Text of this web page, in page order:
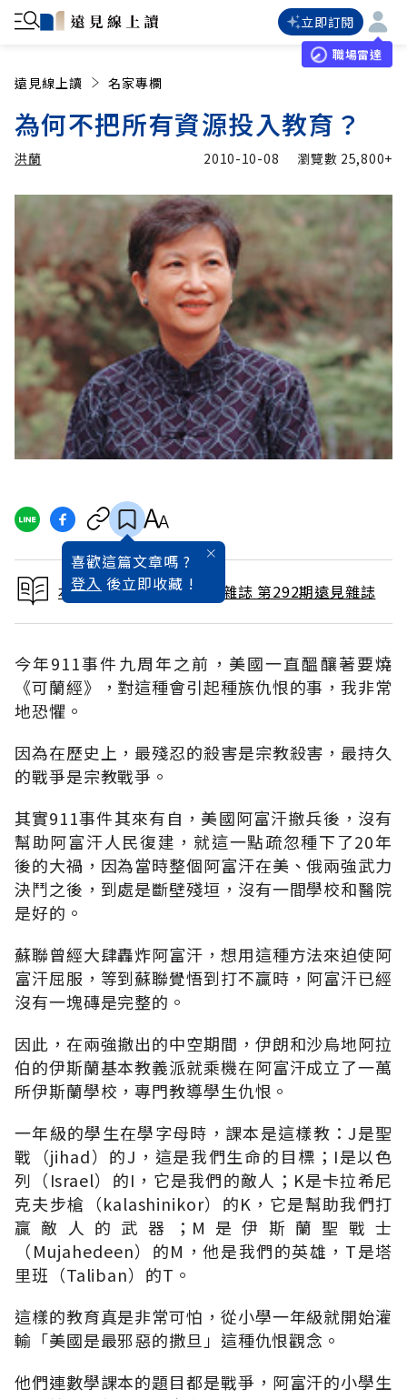
立即訂閱
職場雷達
遠見線上讀 名家專欄
為何不把所有資源投入教育？
洪蘭
洪蘭 加入追蹤
2010-10-08 瀏覽數 25,800+
喜歡這篇文章嗎 ?
登入 後立即收藏 !
本文出自 2010 / 10月號雜誌 第292期遠見雜誌
今年911事件九周年之前，美國一直醞釀著要燒
《可蘭經》，對這種會引起種族仇恨的事，我非常
地恐懼。
因為在歷史上，最殘忍的殺害是宗教殺害，最持久
的戰爭是宗教戰爭。
其實911事件其來有自，美國阿富汗撤兵後，沒有
幫助阿富汗人民復建，就這一點疏忽種下了20年
後的大禍，因為當時整個阿富汗在美、俄兩強武力
決鬥之後，到處是斷壁殘垣，沒有一間學校和醫院
是好的。
蘇聯曾經大肆轟炸阿富汗，想用這種方法來迫使阿
富汗屈服，等到蘇聯覺悟到打不贏時，阿富汗已經
沒有一塊磚是完整的。
因此，在兩強撤出的中空期間，伊朗和沙烏地阿拉
伯的伊斯蘭基本教義派就乘機在阿富汗成立了一萬
所伊斯蘭學校，專門教導學生仇恨。
一年級的學生在學字母時，課本是這樣教：J是聖
戰（jihad）的J，這是我們生命的目標；I是以色
列（Israel）的I，它是我們的敵人；K是卡拉希尼
克夫步槍（kalashinikor）的K，它是幫助我們打
贏敵人的武器；M是伊斯蘭聖戰士
（Mujahedeen）的M，他是我們的英雄，T是塔
里班（Taliban）的T。
這樣的教育真是非常可怕，從小學一年級就開始灌
輸「美國是最邪惡的撒旦」這種仇恨觀念。
他們連數學課本的題目都是戰爭，阿富汗的小學生